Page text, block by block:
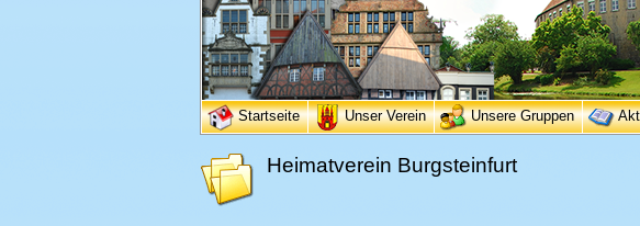
Startseite Unser Verein Unsere Gruppen
Heimatverein Burgsteinfurt